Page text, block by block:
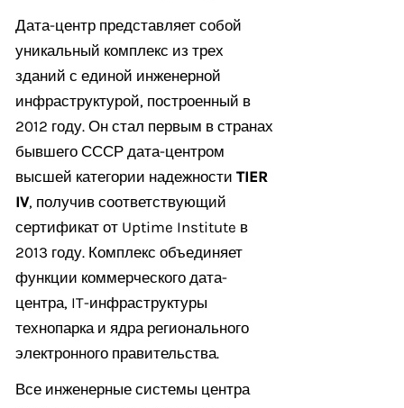
Дата-центр представляет собой
уникальный комплекс из трех
зданий с единой инженерной
инфраструктурой, построенный в
2012 году. Он стал первым в странах
бывшего СССР дата-центром
высшей категории надежности TIER
IV, получив соответствующий
сертификат от Uptime Institute в
2013 году. Комплекс объединяет
функции коммерческого дата-
центра, IT-инфраструктуры
технопарка и ядра регионального
электронного правительства.
Все инженерные системы центра